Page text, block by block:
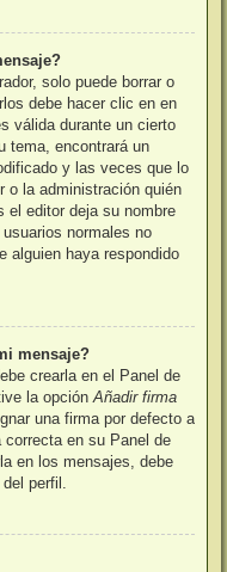
solo puede borrar o
debe hacer clic en en
válida durante un cierto
tema, encontrará un
y las veces que lo
o la administración quién
el editor deja su nombre
normales no
alguien haya respondido
mensaje?
crearla en el Panel de
la opción Añadir firma
una firma por defecto a
en su Panel de
en los mensajes, debe
perfil.